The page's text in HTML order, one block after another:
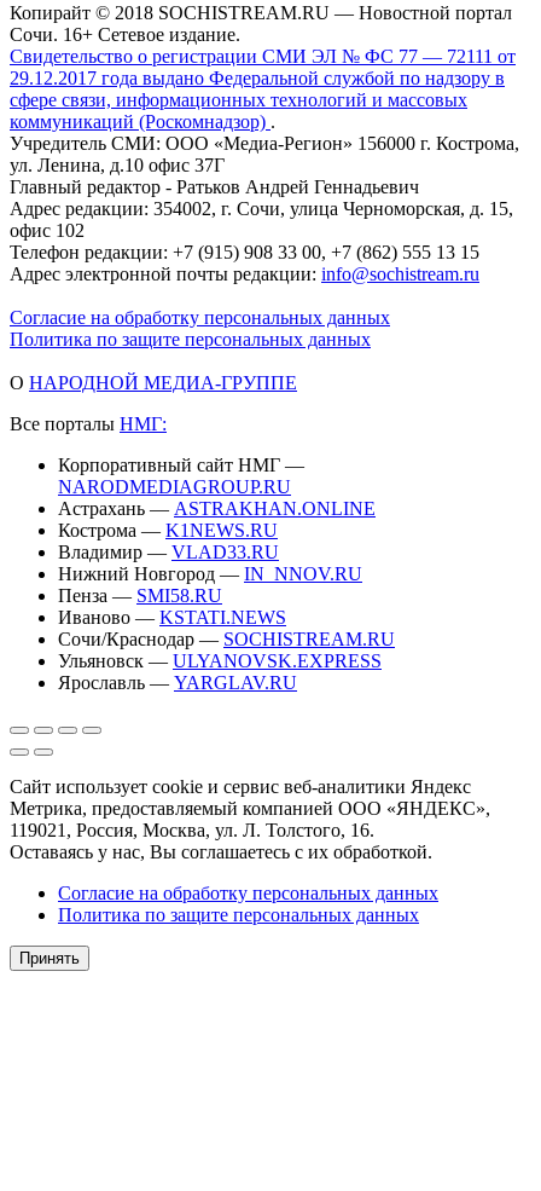
Копирайт © 2018 SOCHISTREAM.RU — Новостной портал
Сочи. 16+ Сетевое издание.
Свидетельство о регистрации СМИ ЭЛ № ФС 77 — 72111 от
29.12.2017 года выдано Федеральной службой по надзору в
сфере связи, информационных технологий и массовых
коммуникаций (Роскомнадзор) .
Учредитель СМИ: ООО «Медиа-Регион» 156000 г. Кострома,
ул. Ленина, д.10 офис 37Г
Главный редактор - Ратьков Андрей Геннадьевич
Адрес редакции: 354002, г. Сочи, улица Черноморская, д. 15,
офис 102
Телефон редакции: +7 (915) 908 33 00, +7 (862) 555 13 15
Адрес электронной почты редакции: info@sochistream.ru
Согласие на обработку персональных данных
Политика по защите персональных данных
О НАРОДНОЙ МЕДИА-ГРУППЕ
Все порталы НМГ:
Корпоративный сайт НМГ —
NARODMEDIAGROUP.RU
Астрахань — ASTRAKHAN.ONLINE
Кострома — K1NEWS.RU
Владимир — VLAD33.RU
Нижний Новгород — IN_NNOV.RU
Пенза — SMI58.RU
Иваново — KSTATI.NEWS
Сочи/Краснодар — SOCHISTREAM.RU
Ульяновск — ULYANOVSK.EXPRESS
Ярославль — YARGLAV.RU
Сайт использует cookie и сервис веб-аналитики Яндекс
Метрика, предоставляемый компанией ООО «ЯНДЕКС»,
119021, Россия, Москва, ул. Л. Толстого, 16.
Оставаясь у нас, Вы соглашаетесь с их обработкой.
Согласие на обработку персональных данных
Политика по защите персональных данных
Принять